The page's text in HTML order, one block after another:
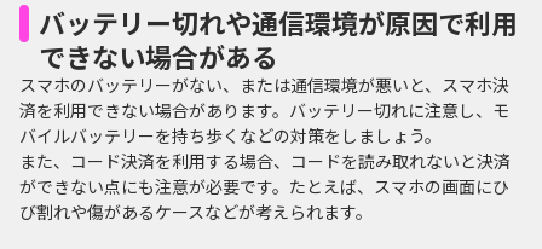
バッテリー切れや通信環境が原因で利用
できない場合がある
スマホのバッテリーがない、または通信環境が悪いと、スマホ決
済を利用できない場合があります。バッテリー切れに注意し、モ
バイルバッテリーを持ち歩くなどの対策をしましょう。
また、コード決済を利用する場合、コードを読み取れないと決済
ができない点にも注意が必要です。たとえば、スマホの画面にひ
び割れや傷があるケースなどが考えられます。